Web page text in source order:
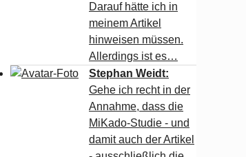
Darauf hätte ich in
meinem Artikel
hinweisen müssen.
Allerdings ist es…
Stephan Weidt:
Gehe ich recht in der
Annahme, dass die
MiKado-Studie - und
damit auch der Artikel